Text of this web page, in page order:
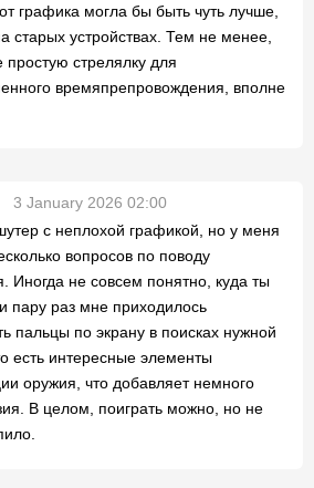
графика могла бы быть чуть лучше,
старых устройствах. Тем не менее,
стрелялку для
времяпрепровождения, вполне
3 January 2026 02:00
с неплохой графикой, но у меня
вопросов по поводу
Иногда не совсем понятно, куда ты
пару раз мне приходилось
пальцы по экрану в поисках нужной
есть интересные элементы
оружия, что добавляет немного
В целом, поиграть можно, но не